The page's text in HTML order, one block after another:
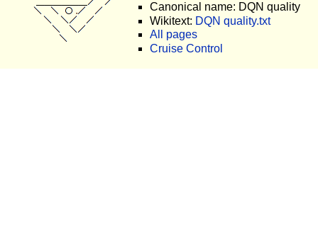
Canonical name: DQN quality
Wikitext: DQN quality.txt
All pages
Cruise Control